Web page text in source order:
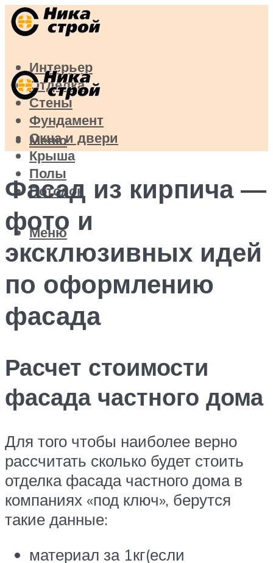
Интерьер
Отделка
Стены
Фундамент
Окна и двери
Крыша
Полы
Потолок
Меню
Меню
Фасад из кирпича —
фото и
эксклюзивных идей
по оформлению
фасада
Расчет стоимости
фасада частного дома
Для того чтобы наиболее верно
рассчитать сколько будет стоить
отделка фасада частного дома в
компаниях «под ключ», берутся
такие данные:
материал за 1кг(если